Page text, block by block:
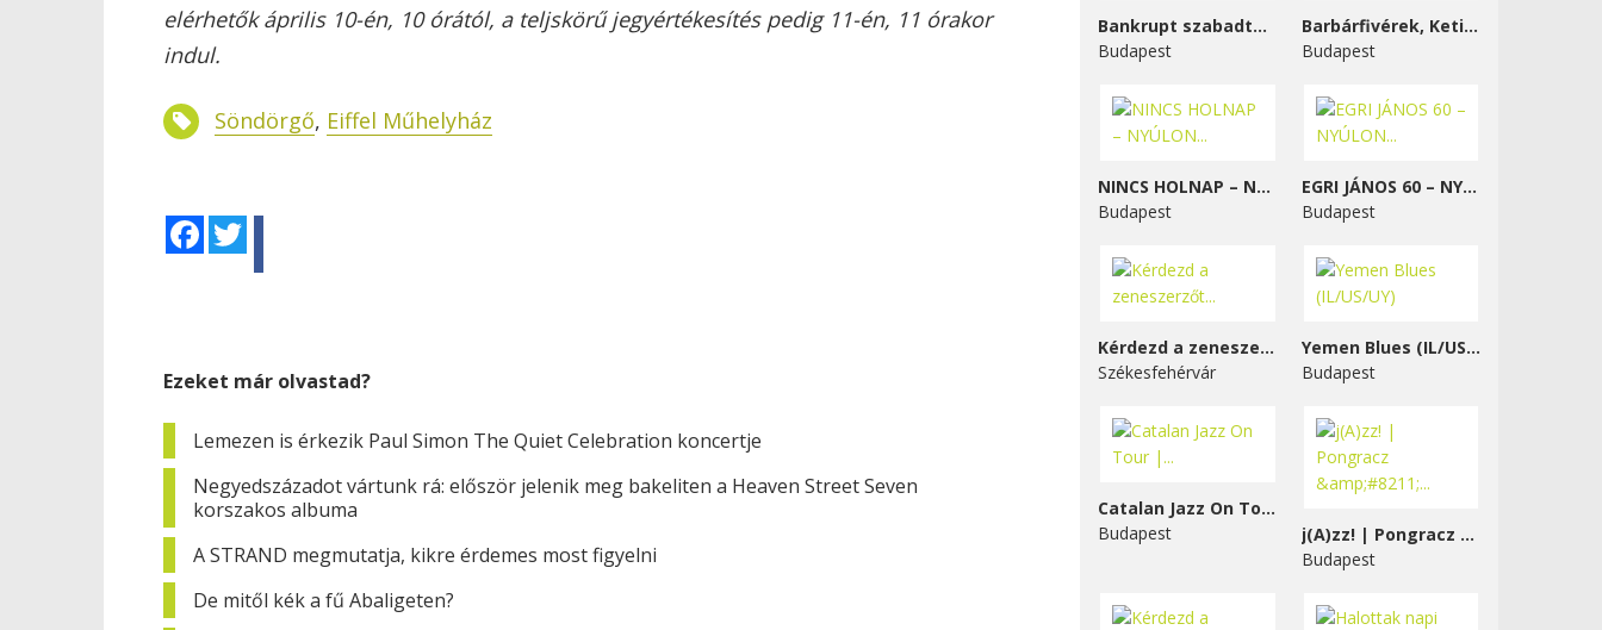
elérhetők április 10-én, 10 órától, a teljskörű jegyértékesítés pedig 11-én, 11 órakor
indul.
Söndörgő, Eiffel Műhelyház
Facebook
Ezeket már olvastad?
Lemezen is érkezik Paul Simon The Quiet Celebration koncertje
Negyedszázadot vártunk rá: először jelenik meg bakeliten a Heaven Street Seven
korszakos albuma
A STRAND megmutatja, kikre érdemes most figyelni
De mitől kék a fű Abaligeten?
Bankrupt szabadtéri...
Budapest
Barbárfivérek, Ketioz,...
Budapest
NINCS HOLNAP – NYÚLON...
Budapest
EGRI JÁNOS 60 – NYÚLON...
Budapest
Kérdezd a zeneszerzőt...
Székesfehérvár
Yemen Blues (IL/US/UY)
Budapest
Catalan Jazz On Tour |...
Budapest
j(A)zz! | Pongracz &#8211;...
Budapest